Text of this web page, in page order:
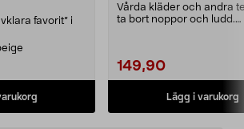
favorit” i
Vårda kläder och andra
ta bort noppor och ludd.
149,90
Lägg i varukorg